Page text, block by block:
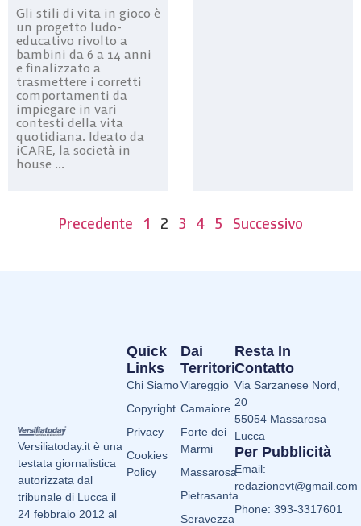
Gli stili di vita in gioco è
un progetto ludo-
educativo rivolto a
bambini da 6 a 14 anni
e finalizzato a
trasmettere i corretti
comportamenti da
impiegare in vari
contesti della vita
quotidiana. Ideato da
iCARE, la società in
house ...
Precedente 1 2 3 4 5 Successivo
Versiliatoday.it è una
testata giornalistica
autorizzata dal
tribunale di Lucca il
24 febbraio 2012 al
Dai
Territori
Viareggio
Camaiore
Forte dei
Marmi
Massarosa
Pietrasanta
Seravezza
Quick
Links
Chi Siamo
Copyright
Privacy
Cookies
Policy
Resta In
Contatto
Via Sarzanese Nord,
20
55054 Massarosa
Lucca
Per Pubblicità
Email:
redazionevt@gmail.com
Phone: 393-3317601